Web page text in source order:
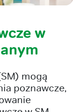
w
mogą
poznawcze,